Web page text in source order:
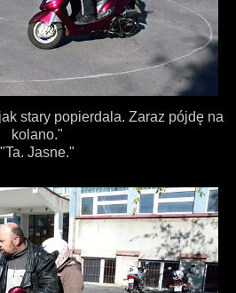
stary popierdala. Zaraz pójdę na
kolano."
"Ta. Jasne."